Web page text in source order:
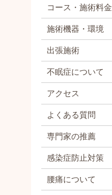
コース・施術料金
施術機器・環境
出張施術
不眠症について
アクセス
よくある質問
専門家の推薦
感染症防止対策
腰痛について